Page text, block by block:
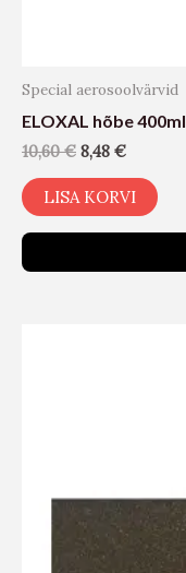
Special aerosoolvärvid
ELOXAL hõbe 400ml
10,60€ 8,48 €
LISA KORVI